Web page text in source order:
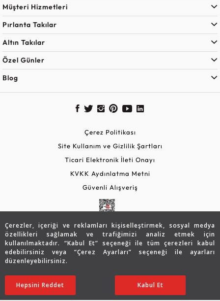
Çerezler, içeriği ve reklamları kişiselleştirmek, sosyal medya
özellikleri sağlamak ve trafiğimizi analiz etmek için
kullanılmaktadır. “Kabul Et” seçeneği ile tüm çerezleri kabul
edebilirsiniz veya “Çerez Ayarları” seçeneği ile ayarları
düzenleyebilirsiniz.
Ayarları Düzenle
Hepsini Reddet Kabul Et
Müşteri Hizmetleri
Pırlanta Takılar
Altın Takılar
Özel Günler
Blog
Çerez Politikası
Site Kullanım ve Gizlilik Şartları
Ticari Elektronik İleti Onayı
KVKK Aydınlatma Metni
Güvenli Alışveriş